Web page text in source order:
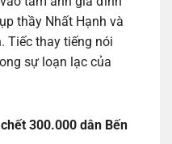
thầy Nhất Hạnh và
Tiếc thay tiếng nói
sự loạn lạc của
300.000 dân Bến